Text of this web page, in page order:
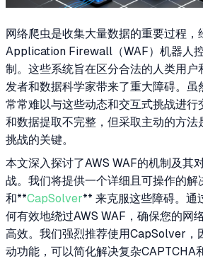
网络爬虫是收集大量数据的重要过程，
Application Firewall（WAF）机器人
制。这些系统旨在区分合法的人类用户
发者和数据科学家带来了重大障碍。虽
常常难以与这些动态和交互式挑战进行
和数据提取不完整，但采取主动的方法
挑战的关键。
本文深入探讨了AWS WAF的机制及其
战。我们将提供一个详细且可操作的
和**CapSolver** 来克服这些障碍。通
何有效地绕过AWS WAF，确保您的网
高效。我们强烈推荐使用CapSolver，
动功能，可以简化解决复杂CAPTCHA